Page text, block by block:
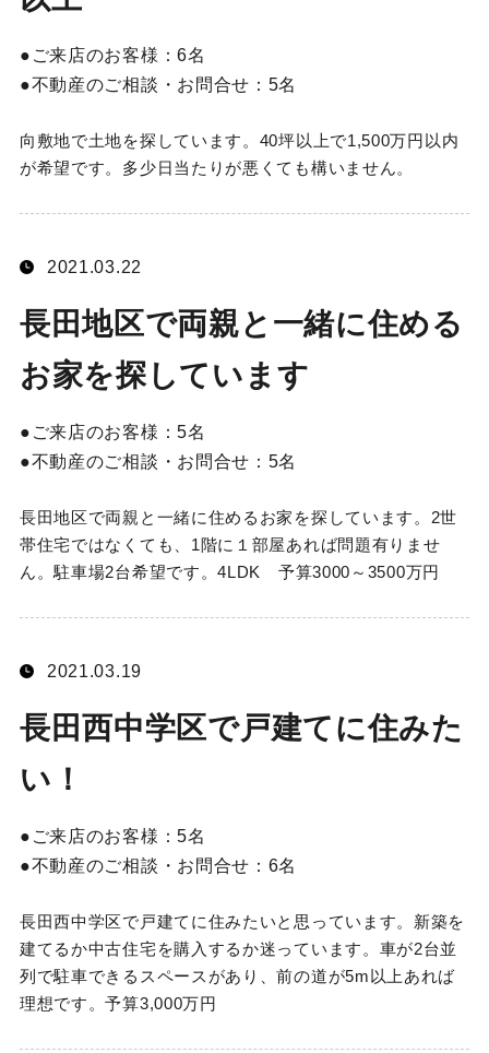
ご来店のお客様：6名
不動産のご相談・お問合せ： 5名
向敷地で土地を探しています。40坪以上で1,500万円以内
が希望です。多少日当たりが悪くても構いません。
2021.03.22
長田地区で両親と一緒に住める
お家を探しています
ご来店のお客様：5名
不動産のご相談・お問合せ： 5名
長田地区で両親と一緒に住めるお家を探しています。2世
帯住宅ではなくても、1階に１部屋あれば問題有りませ
ん。駐車場2台希望です。4LDK 予算3000～3500万円
2021.03.19
長田西中学区で戸建てに住みた
い！
ご来店のお客様：5名
不動産のご相談・お問合せ： 6名
長田西中学区で戸建てに住みたいと思っています。新築を
建てるか中古住宅を購入するか迷っています。車が2台並
列で駐車できるスペースがあり、前の道が5m以上あれば
理想です。予算3,000万円